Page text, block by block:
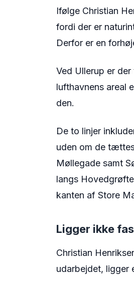
Ifølge Christian
fordi der er
Derfor er en
Ved Ullerup er
lufthavnens areal
den.
De to linjer
uden om de
Møllegade samt
langs
kanten af Store
Ligger ikke
Christian
udarbejdet, ligger